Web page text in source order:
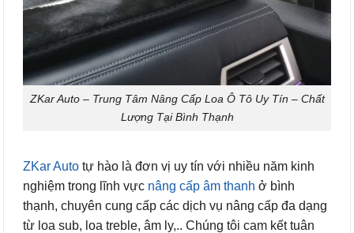
ZKar Auto – Trung Tâm Nâng Cấp Loa Ô Tô Uy Tín – Chất
Lượng Tại Bình Thạnh
ZKar Auto tự hào là đơn vị uy tín với nhiều năm kinh
nghiệm trong lĩnh vực nâng cấp âm thanh ở bình
thạnh, chuyên cung cấp các dịch vụ nâng cấp đa dạng
từ loa sub, loa treble, âm ly,.. Chúng tôi cam kết tuân